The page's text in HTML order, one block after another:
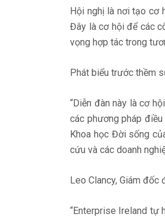
Hội nghị là nơi tạo cơ
Đây là cơ hội để các
vọng hợp tác trong
Phát biểu trước thềm
“Diễn đàn này là cơ
các phương pháp
Khoa học Đời sống
cứu và các doanh
Leo Clancy, Giám đốc
“Enterprise Ireland tự